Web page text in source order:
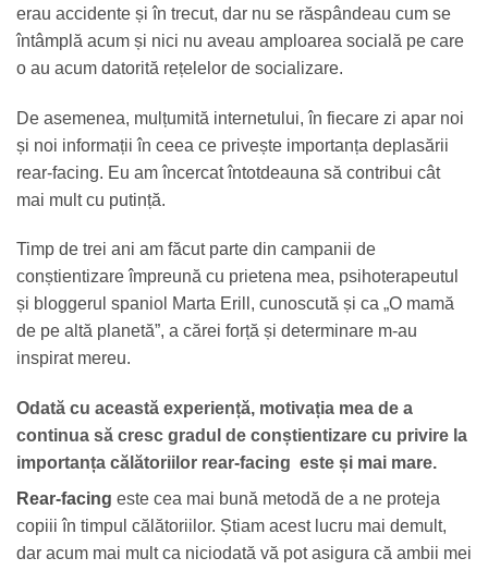
erau accidente și în trecut, dar nu se răspândeau cum se
întâmplă acum și nici nu aveau amploarea socială pe care
o au acum datorită rețelelor de socializare.
De asemenea, mulțumită internetului, în fiecare zi apar noi
și noi informații în ceea ce privește importanța deplasării
rear-facing. Eu am încercat întotdeauna să contribui cât
mai mult cu putință.
Timp de trei ani am făcut parte din campanii de
conștientizare împreună cu prietena mea, psihoterapeutul
și bloggerul spaniol Marta Erill, cunoscută și ca „O mamă
de pe altă planetă”, a cărei forță și determinare m-au
inspirat mereu.
Odată cu această experiență, motivația mea de a
continua să cresc gradul de conștientizare cu privire la
importanța călătoriilor rear-facing este și mai mare.
Rear-facing este cea mai bună metodă de a ne proteja
copiii în timpul călătoriilor. Știam acest lucru mai demult,
dar acum mai mult ca niciodată vă pot asigura că ambii mei